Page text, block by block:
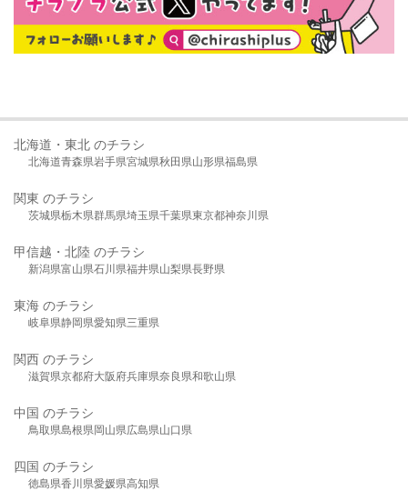
北海道・東北 のチラシ
北海道青森県岩手県宮城県秋田県山形県福島県
関東 のチラシ
茨城県栃木県群馬県埼玉県千葉県東京都神奈川県
甲信越・北陸 のチラシ
新潟県富山県石川県福井県山梨県長野県
東海 のチラシ
岐阜県静岡県愛知県三重県
関西 のチラシ
滋賀県京都府大阪府兵庫県奈良県和歌山県
中国 のチラシ
鳥取県島根県岡山県広島県山口県
四国 のチラシ
徳島県香川県愛媛県高知県